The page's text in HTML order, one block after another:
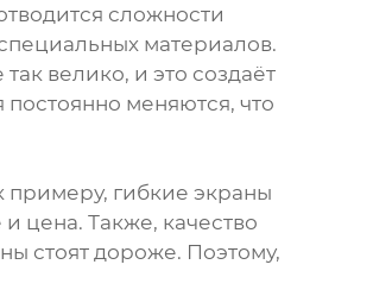
сложности
материалов.
велико, и это создаёт
меняются, что
примеру, гибкие экраны
цена. Также, качество
стоят дороже. Поэтому,